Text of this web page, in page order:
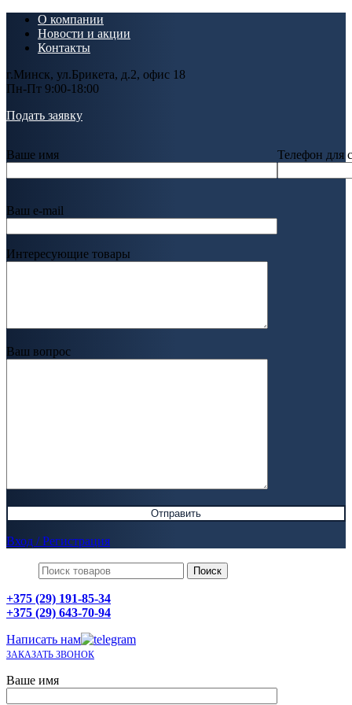
О компании
Новости и акции
Контакты
г.Минск, ул.Брикета, д.2, офис 18
Пн-Пт 9:00-18:00
Подать заявку
Ваше имя Телефон для
Ваш e-mail
Интересующие товары
Ваш вопрос
Вход / Регистрация
Поиск
+375 (29) 191-85-34
+375 (29) 643-70-94
Написать нам
ЗАКАЗАТЬ ЗВОНОК
Ваше имя